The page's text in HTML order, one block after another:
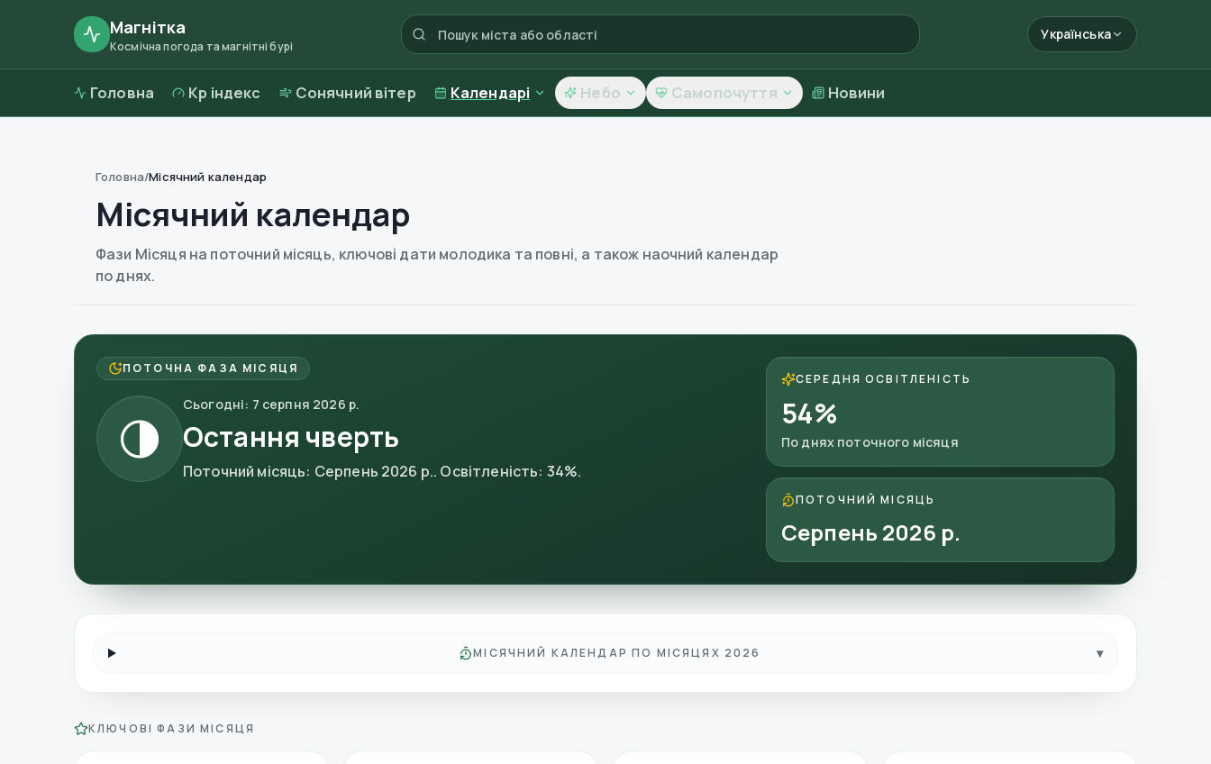
Магнітка
Космічна погода та магнітні бурі
Українська
Головна Kp індекс Сонячний вітер Календарі Небо Самопочуття Новини
Головна/Місячний календар
Місячний календар
Фази Місяця на поточний місяць, ключові дати молодика та повні, а також наочний календар
по днях.
ПОТОЧНА ФАЗА МІСЯЦЯ
🌗
Сьогодні: 7 серпня 2026 р.
Остання чверть
Поточний місяць: Серпень 2026 р.. Освітленість: 34%.
СЕРЕДНЯ ОСВІТЛЕНІСТЬ
54%
По днях поточного місяця
ПОТОЧНИЙ МІСЯЦЬ
Серпень 2026 р.
МІСЯЧНИЙ КАЛЕНДАР ПО МІСЯЦЯХ 2026 ▾
КЛЮЧОВІ ФАЗИ МІСЯЦЯ